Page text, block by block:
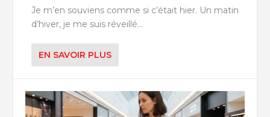
Je m’en souviens comme si c’était hier. Un matin
d’hiver, je me suis réveillé...
EN SAVOIR PLUS